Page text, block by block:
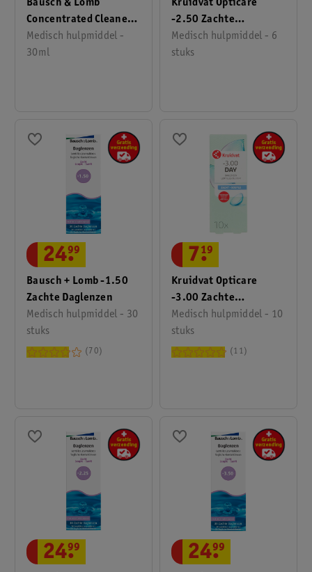
Bausch & Lomb
Concentrated Cleaner
Lensreiniger
Medisch hulpmiddel -
30ml
Kruidvat Opticare
-2.50 Zachte
Maandlenzen
Medisch hulpmiddel - 6
stuks
Bausch + Lomb -1.50
Zachte Daglenzen
Medisch hulpmiddel - 30
stuks
24.
99
70
Kruidvat Opticare
-3.00 Zachte
Daglenzen
Medisch hulpmiddel - 10
stuks
7.
19
11
24.
99 24.
99